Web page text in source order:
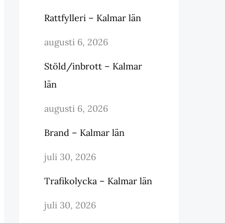
Rattfylleri – Kalmar län
augusti 6, 2026
Stöld/inbrott – Kalmar
län
augusti 6, 2026
Brand – Kalmar län
juli 30, 2026
Trafikolycka – Kalmar län
juli 30, 2026